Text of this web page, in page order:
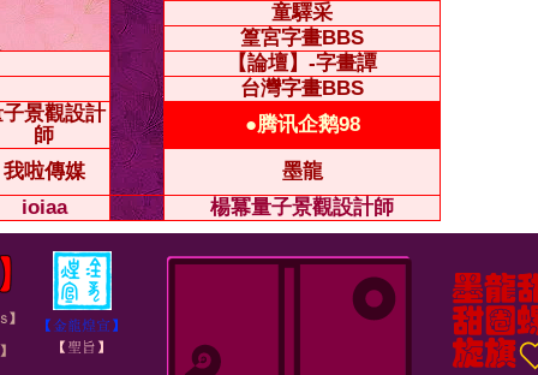
童驛采
篁宮字畫BBS
【論壇】-字畫譚
台灣字畫BBS
景觀設計
師
●腾讯企鹅98
我啦傳媒
墨龍
ioiaa
楊冪量子景觀設計師